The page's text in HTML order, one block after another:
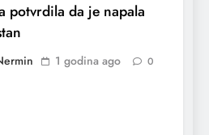
potvrdila da je napala
1 godina ago 0